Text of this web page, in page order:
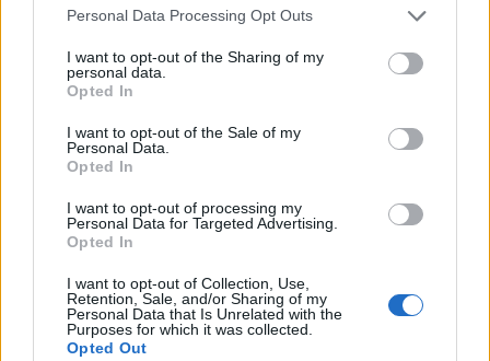
Please note that this website/app uses one or more Google
not limited to your visit or usage behaviour. You may click to
grant or deny consent to Google and its third-party tags to
use your data for below specified purposes in below Google
consent section.
Personal Data Processing Opt Outs
I want to opt-out of the Sharing of my
personal data.
Opted In
I want to opt-out of the Sale of my
Personal Data.
Opted In
I want to opt-out of processing my
Personal Data for Targeted Advertising.
Opted In
I want to opt-out of Collection, Use,
Retention, Sale, and/or Sharing of my
Personal Data that Is Unrelated with the
Purposes for which it was collected.
Opted Out
Σχόλια
Ανησυχία από το ξέσπασμα
του ιού του Δυτικού Νείλου
με κρούσματα στην Αττική
Ιατρικό Σύλλογο Αθηνών
για την προστασία της
δημόσιας υγείας
Σοκαριστική υπόθεση
Κρήτη: Τουρίστας
κορίτσι - Το παιδί
αμέριμνο σε αυλή